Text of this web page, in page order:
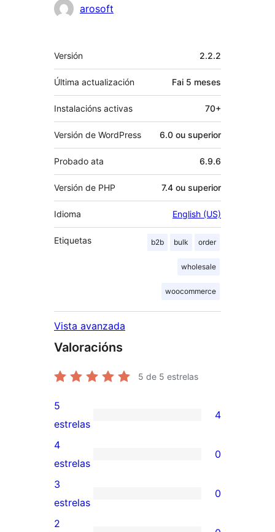
Colaboradores
arosoft
Meta
Versión 2.2.2
Última actualización Fai 5 meses
Instalacións activas 70+
Versión de WordPress 6.0 ou superior
Probado ata 6.9.6
Versión de PHP 7.4 ou superior
Idioma English (US)
Etiquetas b2b bulk order
wholesale
woocommerce
Vista avanzada
Valoracións
5 de 5 estrelas
4
valoracións
de
5
estrelas
5
estrelas
4
0
valoracións
de
4
4
estrelas
0
0
valoracións
3
estrelas
0
2